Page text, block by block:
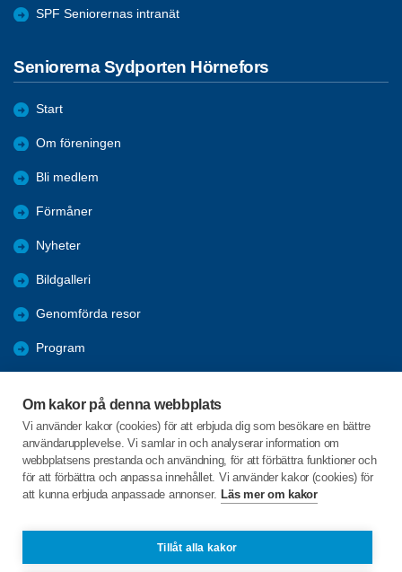
Om kakor på denna webbplats
Vi använder kakor (cookies) för att erbjuda dig som besökare en bättre
användarupplevelse. Vi samlar in och analyserar information om
webbplatsens prestanda och användning, för att förbättra funktioner och
för att förbättra och anpassa innehållet. Vi använder kakor (cookies) för
att kunna erbjuda anpassade annonser. Läs mer om kakor
Tillåt alla kakor
SPF Seniorernas intranät
Seniorerna Sydporten Hörnefors
Start
Om föreningen
Bli medlem
Förmåner
Nyheter
Bildgalleri
Genomförda resor
Program
Årsmöten
Hänt i Sydporten
C/o:Christer Fredriksson